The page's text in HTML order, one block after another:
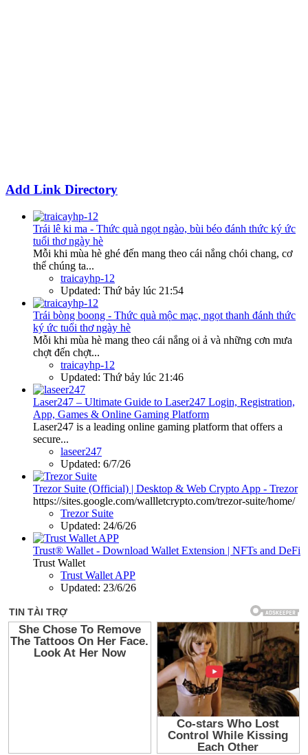
Add Link Directory
Trái lê ki ma - Thức quà ngọt ngào, bùi béo đánh thức ký ức
tuổi thơ ngày hè
Mỗi khi mùa hè ghé đến mang theo cái nắng chói chang, cơ
thể chúng ta...
traicayhp-12
Updated: Thứ bảy lúc 21:54
Trái bòng boong - Thức quà mộc mạc, ngọt thanh đánh thức
ký ức tuổi thơ ngày hè
Mỗi khi mùa hè mang theo cái nắng oi ả và những cơn mưa
chợt đến chợt...
traicayhp-12
Updated: Thứ bảy lúc 21:46
Laser247 – Ultimate Guide to Laser247 Login, Registration,
App, Games & Online Gaming Platform
Laser247 is a leading online gaming platform that offers a
secure...
laseer247
Updated: 6/7/26
Trezor Suite (Official) | Desktop & Web Crypto App - Trezor
https://sites.google.com/wallletcrypto.com/trezor-suite/home/
Trezor Suite
Updated: 24/6/26
Trust® Wallet - Download Wallet Extension | NFTs and DeFi
Trust Wallet
Trust Wallet APP
Updated: 23/6/26